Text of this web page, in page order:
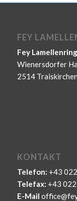
FEY
Fey
Wienersdorfer
2514
KONTAKT
Telefon: +43
Telefax: +43
E-Mail